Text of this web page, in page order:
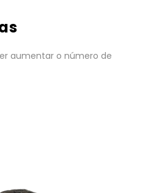
aumentar o número de